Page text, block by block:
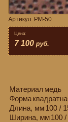
Артикул: PM-50
Цена:
7 100 руб.
Материал медь
Форма
Длина, мм100 /
Ширина, мм100